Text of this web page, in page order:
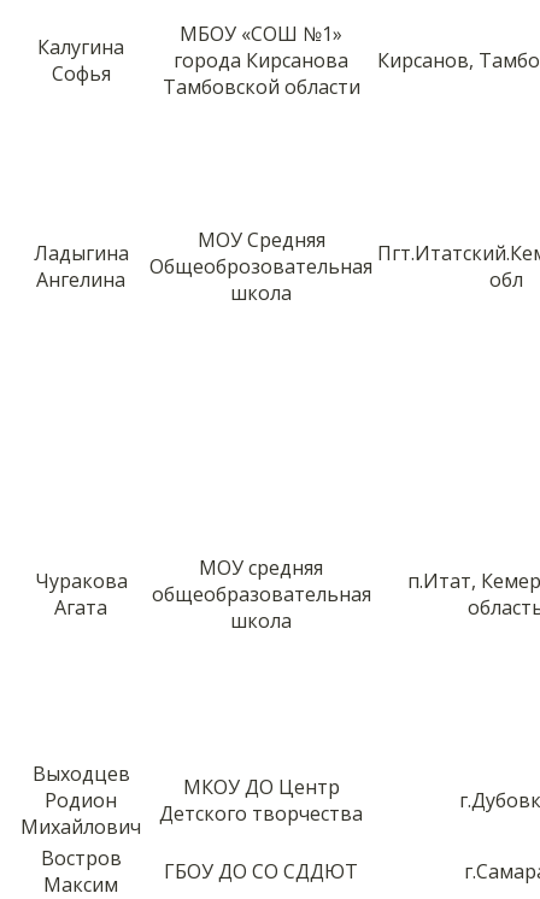
Калугина
Софья
МБОУ «СОШ №1»
города Кирсанова
Тамбовской области
Кирсанов,
Ладыгина
Ангелина
МОУ Средняя
Общеоброзовательная
школа
обл
Чуракова
Агата
МОУ средняя
общеобразовательная
школа
п.Итат,
Выходцев
Родион
Михайлович
МКОУ ДО Центр
Детского творчества
Востров
Максим
ГБОУ ДО СО СДДЮТ